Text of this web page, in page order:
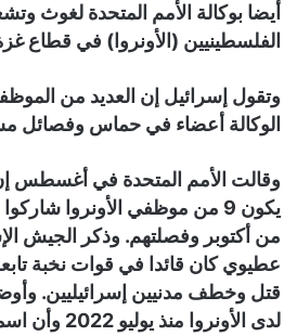
أيضا بوكالة الأمم المتحدة لغوث
الفلسطينيين (الأونروا) في قطاع
وتقول إسرائيل إن العديد من
الوكالة أعضاء في حماس وفصائل
وقالت الأمم المتحدة في أغسطس
يكون 9 من موظفي الأونروا
من أكتوبر وفصلتهم. وذكر الجيش
عطيوي كان قائدا في قوات نخبة
قتل وخطف مدنيين إسرائيليين.
لدى الأونروا